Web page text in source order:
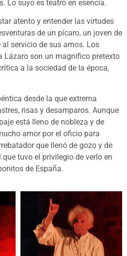
Lo suyo es teatro en esencia.
atento y entender las virtudes
de un pícaro, un joven de
servicio de sus amos. Los
Lázaro son un magnífico pretexto
a la sociedad de la época,
desde la que extrema
risas y desamparos. Aunque
está lleno de nobleza y de
amor por el oficio para
que llenó de gozo y de
tuvo el privilegio de verlo en
de España.